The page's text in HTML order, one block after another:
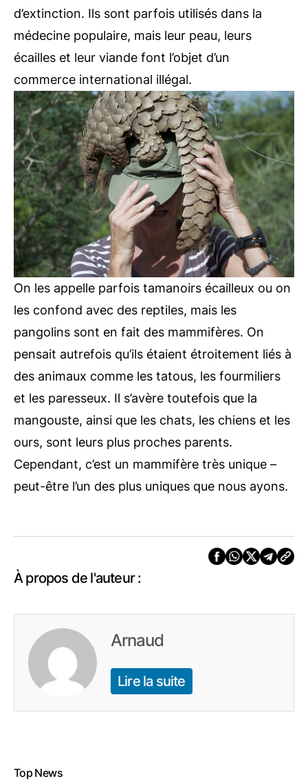
d’extinction. Ils sont parfois utilisés dans la
médecine populaire, mais leur peau, leurs
écailles et leur viande font l’objet d’un
commerce international illégal.
On les appelle parfois tamanoirs écailleux ou on
les confond avec des reptiles, mais les
pangolins sont en fait des mammifères. On
pensait autrefois qu’ils étaient étroitement liés à
des animaux comme les tatous, les fourmiliers
et les paresseux. Il s’avère toutefois que la
mangouste, ainsi que les chats, les chiens et les
ours, sont leurs plus proches parents.
Cependant, c’est un mammifère très unique –
peut-être l’un des plus uniques que nous ayons.
À propos de l'auteur :
Arnaud
Lire la suite
Top News